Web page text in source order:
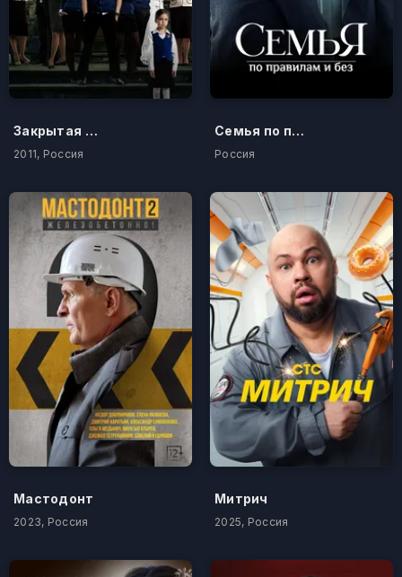
Закрытая школа
2011, Россия
Семья по правилам и без
Россия
Мастодонт
2023, Россия
Митрич
2025, Россия